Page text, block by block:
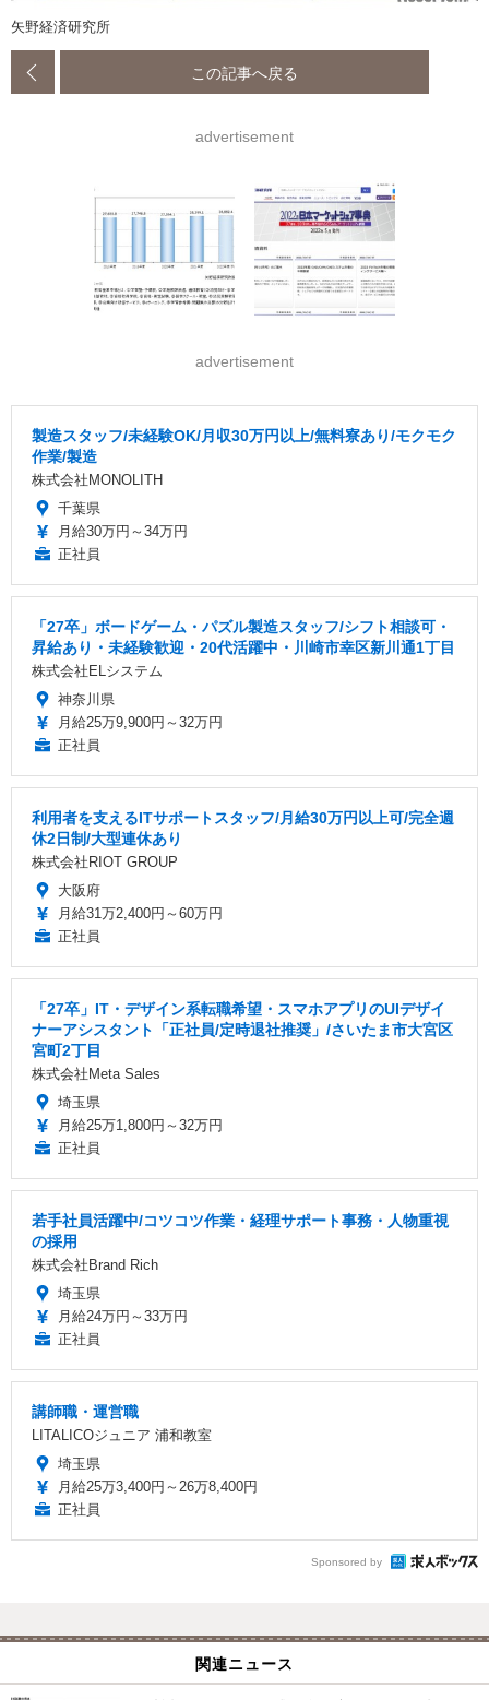
矢野経済研究所
この記事へ戻る
advertisement
advertisement
製造スタッフ/未経験OK/月収30万円以上/無料寮あり/モクモク
作業/製造
株式会社MONOLITH
千葉県
月給30万円～34万円
正社員
「27卒」ボードゲーム・パズル製造スタッフ/シフト相談可・
昇給あり・未経験歓迎・20代活躍中・川崎市幸区新川通1丁目
株式会社ELシステム
神奈川県
月給25万9,900円～32万円
正社員
利用者を支えるITサポートスタッフ/月給30万円以上可/完全週
休2日制/大型連休あり
株式会社RIOT GROUP
大阪府
月給31万2,400円～60万円
正社員
「27卒」IT・デザイン系転職希望・スマホアプリのUIデザイ
ナーアシスタント「正社員/定時退社推奨」/さいたま市大宮区
宮町2丁目
株式会社Meta Sales
埼玉県
月給25万1,800円～32万円
正社員
若手社員活躍中/コツコツ作業・経理サポート事務・人物重視
の採用
株式会社Brand Rich
埼玉県
月給24万円～33万円
正社員
講師職・運営職
LITALICOジュニア 浦和教室
埼玉県
月給25万3,400円～26万8,400円
正社員
Sponsored by
関連ニュース